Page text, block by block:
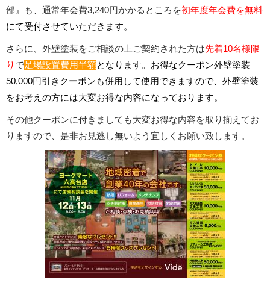
部』も、通常年会費3,240円かかるところを初年度年会費を無料
にて受付させていただきます。
さらに、外壁塗装をご相談の上ご契約された方は先着10名様限
り で足場設置費用半額となります。お得なクーポン外壁塗装
50,000円引きクーポンも併用して使用できますので、外壁塗装
をお考えの方には大変お得な内容になっております。
その他クーポンに付きましても大変お得な内容を取り揃えてお
りますので、是非お見逃し無いよう宜しくお願い致します。